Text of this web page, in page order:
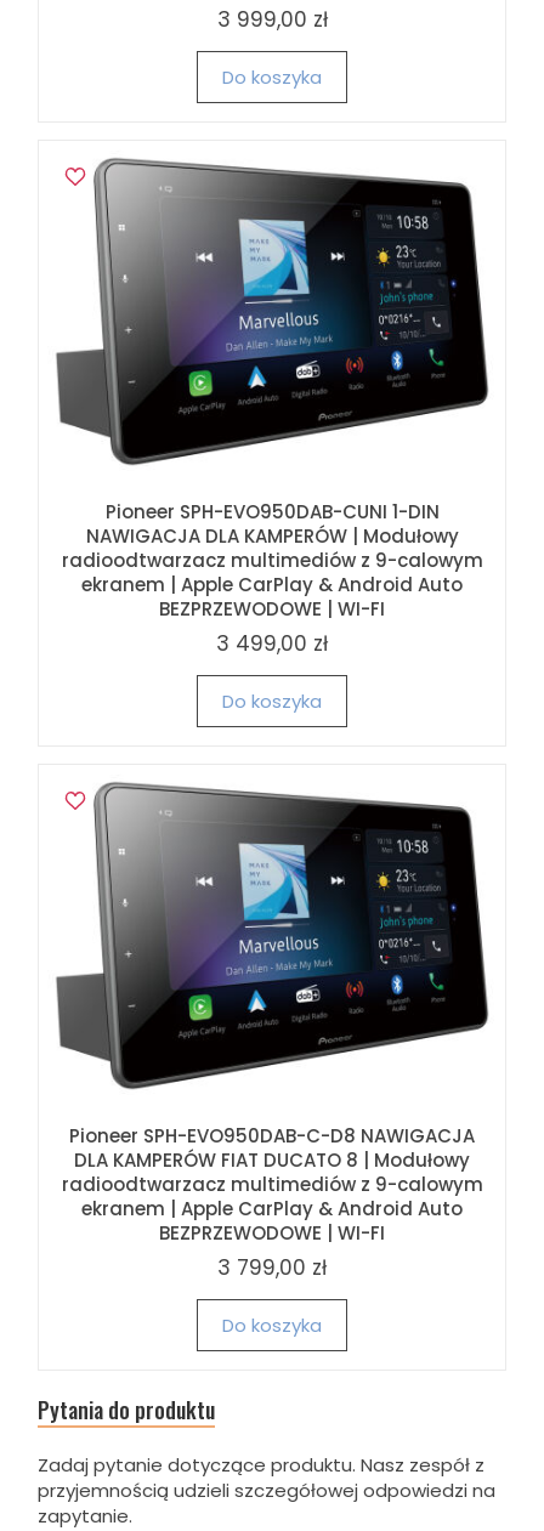
3 999,00 zł
Do koszyka
Pioneer SPH-EVO950DAB-CUNI 1-DIN
NAWIGACJA DLA KAMPERÓW | Modułowy
radioodtwarzacz multimediów z 9-calowym
ekranem | Apple CarPlay & Android Auto
BEZPRZEWODOWE | WI-FI
3 499,00 zł
Do koszyka
Pioneer SPH-EVO950DAB-C-D8 NAWIGACJA
DLA KAMPERÓW FIAT DUCATO 8 | Modułowy
radioodtwarzacz multimediów z 9-calowym
ekranem | Apple CarPlay & Android Auto
BEZPRZEWODOWE | WI-FI
3 799,00 zł
Do koszyka
Pytania do produktu
Zadaj pytanie dotyczące produktu. Nasz zespół z
przyjemnością udzieli szczegółowej odpowiedzi na
zapytanie.